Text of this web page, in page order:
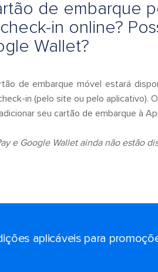
de embarque
in online?
Wallet?
de embarque móvel estará
in (pelo site ou pelo aplicativo).
seu cartão de embarque à
e Google Wallet ainda não estão
aplicáveis ​​para